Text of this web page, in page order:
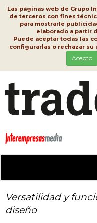
Las páginas web de Grupo
de terceros con fines
para mostrarle
elaborado a partir
Puede aceptar todas las
configurarlas o rechazar su
Acepto
Versatilidad y
diseño